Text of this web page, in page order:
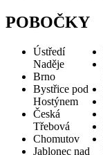
POBOČKY
Ústředí
Naděje
Brno
Bystřice pod
Hostýnem
Česká
Třebová
Chomutov
Jablonec nad